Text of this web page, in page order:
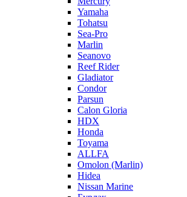
Yamaha
Tohatsu
Sea-Pro
Marlin
Seanovo
Reef Rider
Gladiator
Condor
Parsun
Calon Gloria
HDX
Honda
Toyama
ALLFA
Omolon (Marlin)
Hidea
Nissan Marine